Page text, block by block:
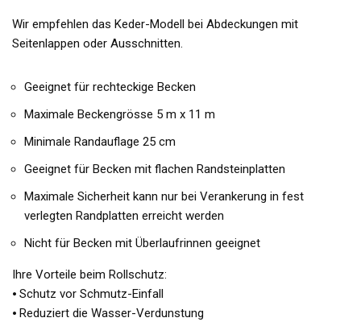
Wir empfehlen das Keder-Modell bei Abdeckungen mit
Seitenlappen oder Ausschnitten.
Geeignet für rechteckige Becken
Maximale Beckengrösse 5 m x 11 m
Minimale Randauflage 25 cm
Geeignet für Becken mit flachen Randsteinplatten
Maximale Sicherheit kann nur bei Verankerung in fest
verlegten Randplatten erreicht werden
Nicht für Becken mit Überlaufrinnen geeignet
Ihre Vorteile beim Rollschutz:
⦁ Schutz vor Schmutz-Einfall
⦁ Reduziert die Wasser-Verdunstung